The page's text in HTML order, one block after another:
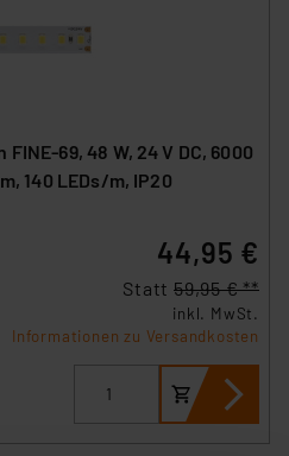
69, 48 W, 24 V DC, 6000
140 LEDs/m, IP20
44,95 €
Statt 59,95 € **
inkl. MwSt.
Informationen zu Versandkosten